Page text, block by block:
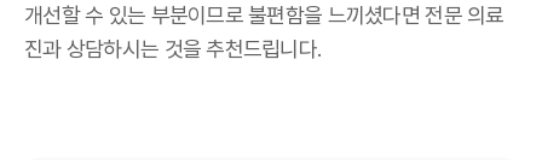
개선할 수 있는 부분이므로 불편함을 느끼셨다면 전문 의료
진과 상담하시는 것을 추천드립니다.